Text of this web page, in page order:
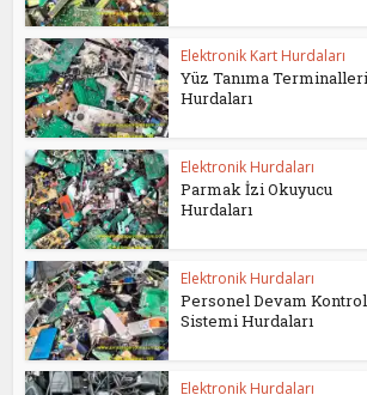
Elektronik Kart Hurdaları
Yüz Tanıma Terminalleri
Hurdaları
Elektronik Hurdaları
Parmak İzi Okuyucu
Hurdaları
Elektronik Hurdaları
Personel Devam Kontrol
Sistemi Hurdaları
Elektronik Hurdaları